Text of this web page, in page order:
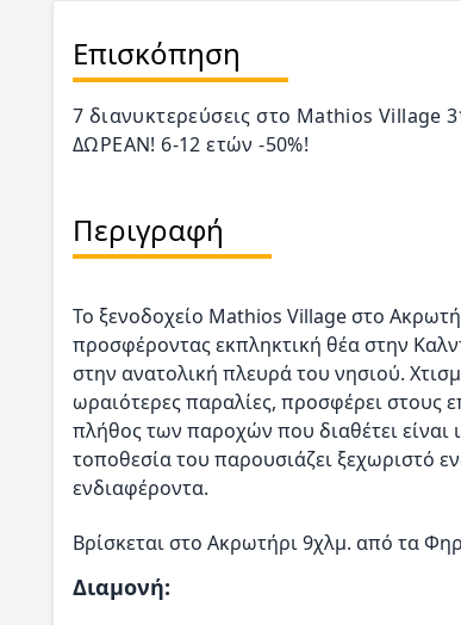
Επισκόπηση
7 διανυκτερεύσεις στο Mathios Village
ΔΩΡΕΑΝ! 6-12 ετών -50%!
Περιγραφή
Το ξενοδοχείο Mathios Village στο
προσφέροντας εκπληκτική θέα στην
στην ανατολική πλευρά του νησιού.
ωραιότερες παραλίες, προσφέρει στους
πλήθος των παροχών που διαθέτει είναι
τοποθεσία του παρουσιάζει ξεχωριστό
ενδιαφέροντα.
Bρίσκεται στο Ακρωτήρι 9χλμ. από τα
Διαμονή: